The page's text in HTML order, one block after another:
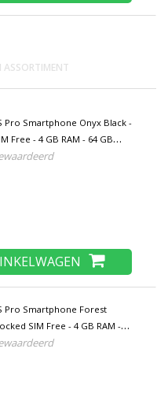
ASSORTIMENT
Pro Smartphone Onyx Black -
Free - 4 GB RAM - 64 GB
Quad Camera - 4150mAh
Pro Smartphone Forest
SIM Free - 4 GB RAM -
- 32MP Quad Camera -